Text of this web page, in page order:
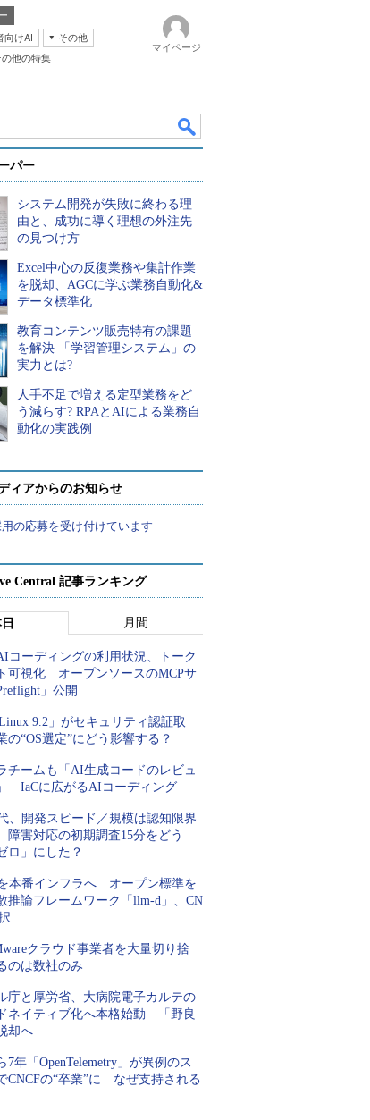
向けAI
その他
の他の特集
マイページ
パー
システム開発が失敗に終わる理
由と、成功に導く理想の外注先
の見つけ方
Excel中心の反復業務や集計作業
を脱却、AGCに学ぶ業務自動化&
データ標準化
教育コンテンツ販売特有の課題
を解決 「学習管理システム」の
実力とは?
人手不足で増える定型業務をど
う減らす? RPAとAIによる業務自
動化の実践例
ィアからのお知らせ
の応募を受け付けています
Central 記事ランキング
月間
コーディングの利用状況、トーク
可視化 オープンソースのMCPサ
」公開
9.2」がセキュリティ認証取
の“OS選定”にどう影響する？
チームも「AI生成コードのレビュ
IaCに広がるAIコーディング
、開発スピード／規模は認知限界
害対応の初期調査15分をどう
ロ」にした？
本番インフラへ オープン標準を
推論フレームワーク「llm-d」、CN
クラウド事業者を大量切り捨
は数社のみ
庁と厚労省、大病院電子カルテの
ネイティブ化へ本格始動 「野良
却へ
7年「OpenTelemetry」が異例のス
CNCFの“卒業”に なぜ支持される